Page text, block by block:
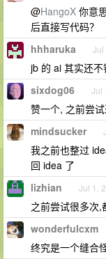
@HangoX 你意
后直接写代码？
hhharuka Jul
jb 的 ai 其实还
sixdog06 Jul
赞一个, 之前尝
mindsucker
我之前也整过
回 idea 了
lizhian Jul 1,
之前尝试很多次
wonderfulcxm
终究是一个缝合